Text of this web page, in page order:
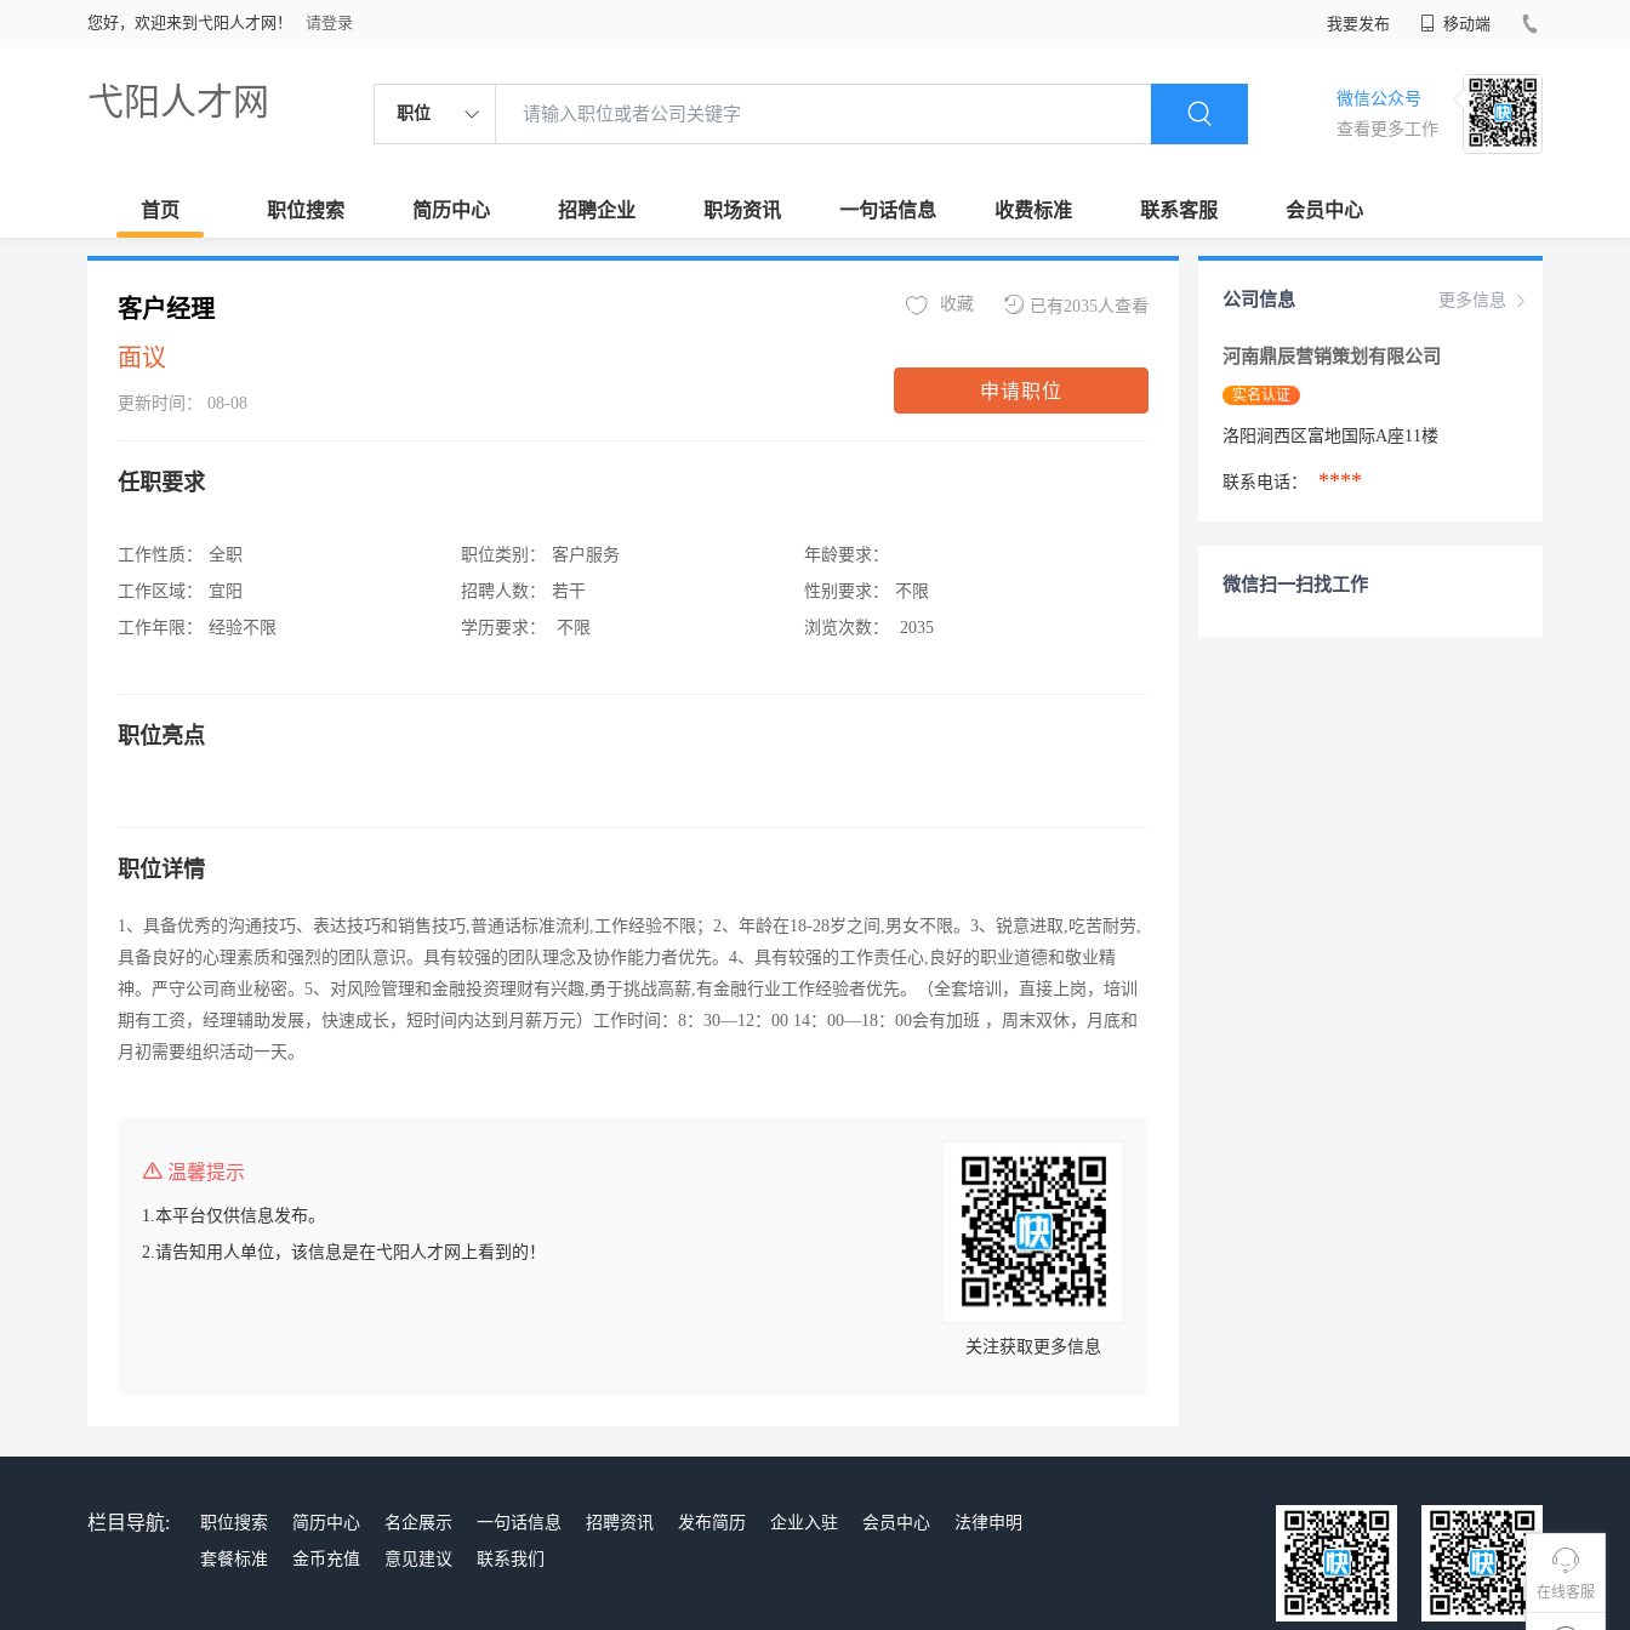
您好，欢迎来到弋阳人才网！ 请登录 我要发布 移动端
弋阳人才网 职位
微信公众号
查看更多工作
首页 职位搜索 简历中心 招聘企业 职场资讯 一句话信息 收费标准 联系客服 会员中心
在线客服
客户经理
面议
更新时间： 08-08
已有2035人查看
收藏
申请职位
任职要求
工作性质：
全职
工作区域：
宜阳
工作年限：
经验不限
职位类别：
客户服务
招聘人数：
若干
学历要求：
不限
年龄要求：
性别要求：
不限
浏览次数：
2035
职位亮点
职位详情
1、具备优秀的沟通技巧、表达技巧和销售技巧,普通话标准流利,工作经验不限；2、年龄在18-28岁之间,男女不限。3、锐意进取,吃苦耐劳,
具备良好的心理素质和强烈的团队意识。具有较强的团队理念及协作能力者优先。4、具有较强的工作责任心,良好的职业道德和敬业精
神。严守公司商业秘密。5、对风险管理和金融投资理财有兴趣,勇于挑战高薪,有金融行业工作经验者优先。（全套培训，直接上岗，培训
期有工资，经理辅助发展，快速成长，短时间内达到月薪万元）工作时间：8：30—12：00 14：00—18：00会有加班 ，周末双休，月底和
月初需要组织活动一天。
温馨提示
1.本平台仅供信息发布。
2.请告知用人单位，该信息是在弋阳人才网上看到的！
关注获取更多信息
更多信息
公司信息
河南鼎辰营销策划有限公司
实名认证
洛阳涧西区富地国际A座11楼
联系电话： ****
微信扫一扫找工作
栏目导航: 职位搜索 简历中心 名企展示 一句话信息 招聘资讯 发布简历 企业入驻 会员中心
法律申明
套餐标准
金币充值 意见建议 联系我们